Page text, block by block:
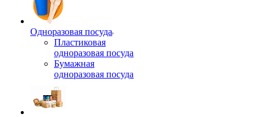
Одноразовая посуда
Пластиковая
одноразовая посуда
Бумажная
одноразовая посуда